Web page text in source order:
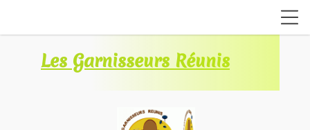
Les Garnisseurs Réunis